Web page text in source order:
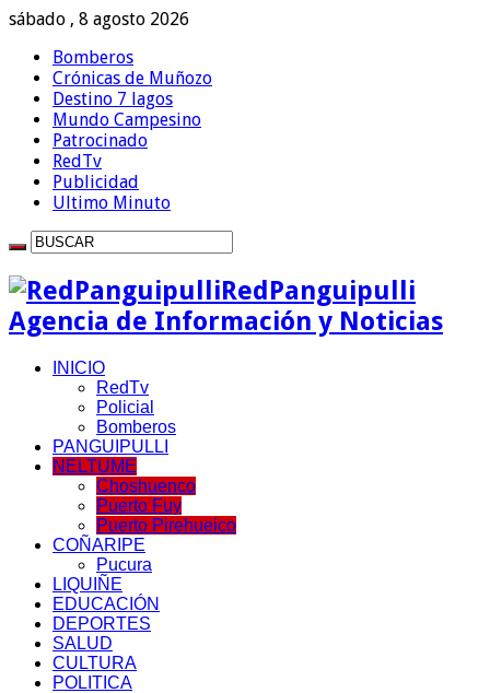
sábado , 8 agosto 2026
Bomberos
Crónicas de Muñozo
Destino 7 lagos
Mundo Campesino
Patrocinado
RedTv
Publicidad
Ultimo Minuto
RedPanguipulli
Agencia de Información y Noticias
INICIO
RedTv
Policial
Bomberos
PANGUIPULLI
NELTUME
Choshuenco
Puerto Fuy
Puerto Pirehueico
COÑARIPE
Pucura
LIQUIÑE
EDUCACIÓN
DEPORTES
SALUD
CULTURA
POLITICA